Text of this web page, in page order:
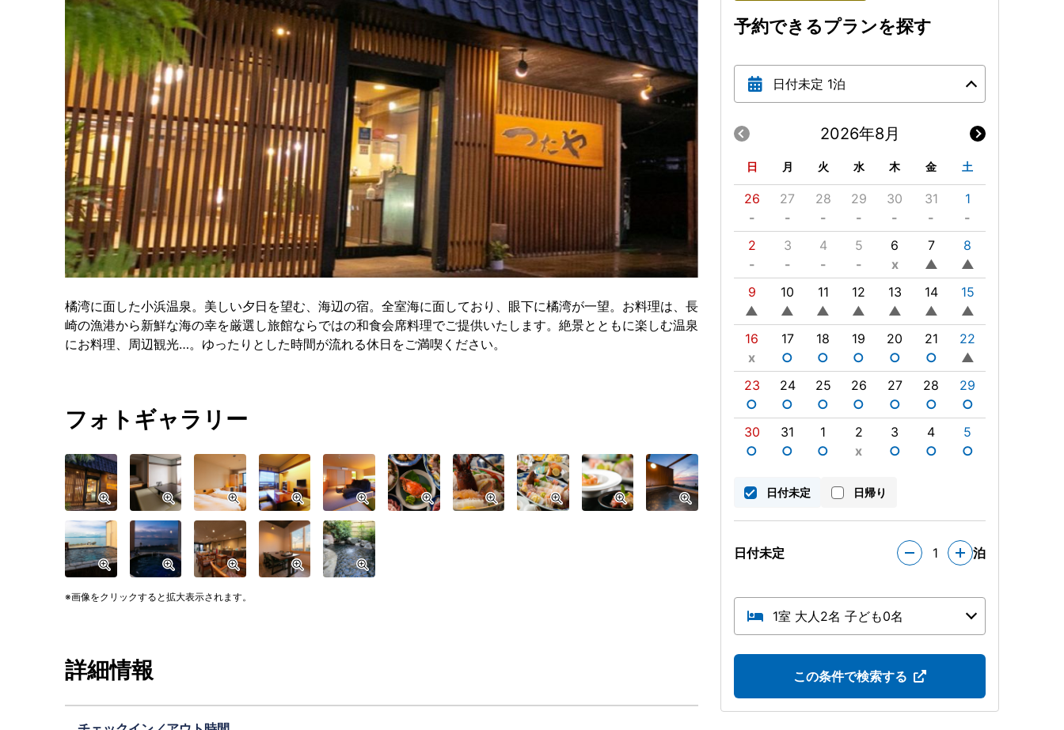
予約できるプランを探す
日付未定 1泊
2026年8月
日 月 火 水 木 金 土
26
-
27
-
28
-
29
-
30
-
31
-
1
-
2
-
3
-
4
-
5
-
6
x
7
▲
8
▲
9
▲
10
▲
11
▲
12
▲
13
▲
14
▲
15
▲
16
x
17
○
18
○
19
○
20
○
21
○
22
▲
23
○
24
○
25
○
26
○
27
○
28
○
29
○
30
○
31
○
1
○
2
x
3
○
4
○
5
○
日付未定 日帰り
日付未定 1 泊
1室 大人2名 子ども0名
この条件で検索する
橘湾に面した小浜温泉。美しい夕日を望む、海辺の宿。全室海に面しており、眼下に橘湾が一望。お料理は、長
崎の漁港から新鮮な海の幸を厳選し旅館ならではの和食会席料理でご提供いたします。絶景とともに楽しむ温泉
にお料理、周辺観光…。ゆったりとした時間が流れる休日をご満喫ください。
フォトギャラリー
画像をクリックすると拡大表示されます。
詳細情報